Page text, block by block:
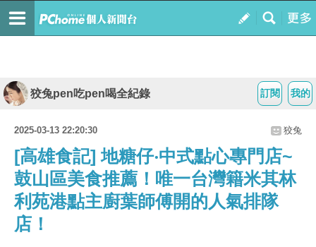
我的
訂閱
狡兔pen吃pen喝全紀錄
2025-03-13 22:20:30 狡兔
[高雄食記] 地糖仔‧中式點心專門店~
鼓山區美食推薦！唯一台灣籍米其林
利苑港點主廚葉師傅開的人氣排隊
店！